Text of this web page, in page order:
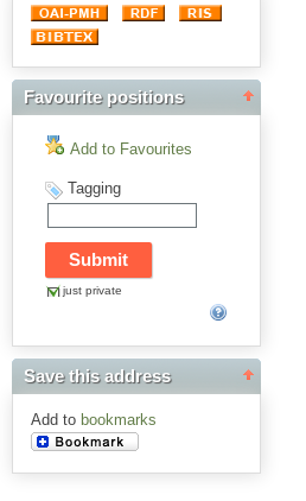
Favourite positions
Add to Favourites
Tagging
just private
Save this address
Add to bookmarks